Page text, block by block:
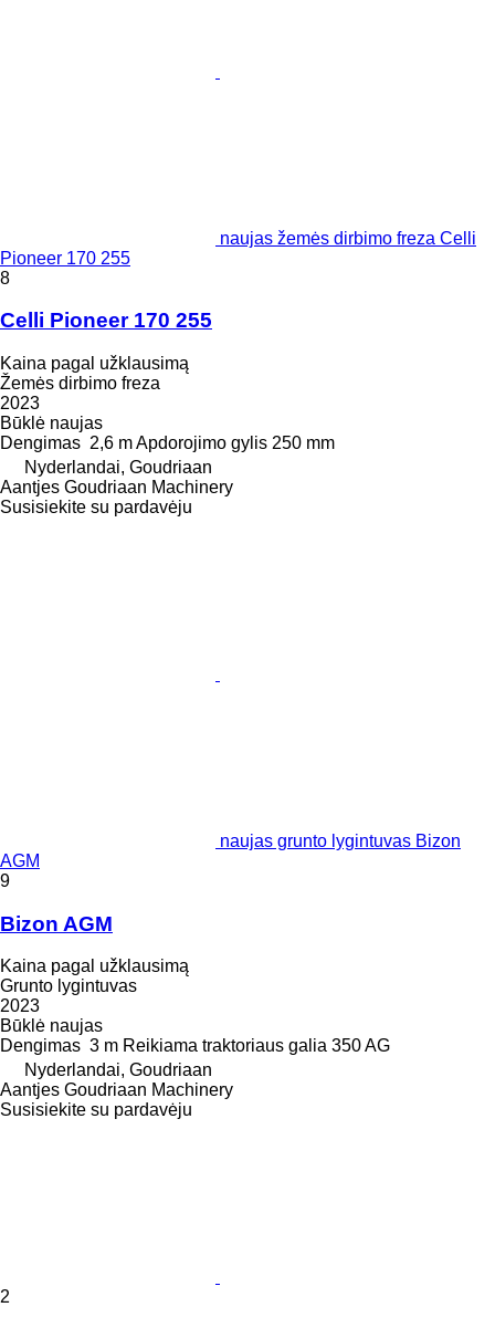
naujas žemės dirbimo freza Celli
Pioneer 170 255
8
Celli Pioneer 170 255
Kaina pagal užklausimą
Žemės dirbimo freza
2023
Būklė naujas
Dengimas 2,6 mApdorojimo gylis 250 mm
Nyderlandai, Goudriaan
Aantjes Goudriaan Machinery
Susisiekite su pardavėju
naujas grunto lygintuvas Bizon
AGM
9
Bizon AGM
Kaina pagal užklausimą
Grunto lygintuvas
2023
Būklė naujas
Dengimas 3 m Reikiama traktoriaus galia 350 AG
Nyderlandai, Goudriaan
Aantjes Goudriaan Machinery
Susisiekite su pardavėju
2